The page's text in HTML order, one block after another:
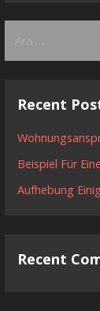
Recent
Beispiel Für
Aufhebung
Recent